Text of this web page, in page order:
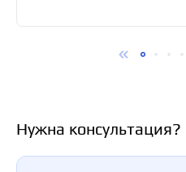
Нужна консультация?